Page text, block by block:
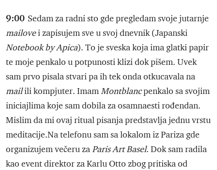
9:00 Sedam za radni sto gde pregledam svoje jutarnje
mailovei zapisujem sve u svoj dnevnik (Japanski
Notebook by Apica). To je sveska koja ima glatki papir
te moje penkalo u potpunosti klizi dok pišem. Uvek
sam prvo pisala stvari pa ih tek onda otkucavala na
mailili kompjuter. ImamMontblancpenkalo sa svojim
iniciajlima koje sam dobila za osamnaesti rođendan.
Mislim da mi ovaj ritual pisanja predstavlja jednu vrstu
meditacije.Na telefonu sam sa lokalom iz Pariza gde
organizujem večeru zaParis Art Basel. Dok sam radila
kao event direktor za Karlu Otto zbog pritiska od